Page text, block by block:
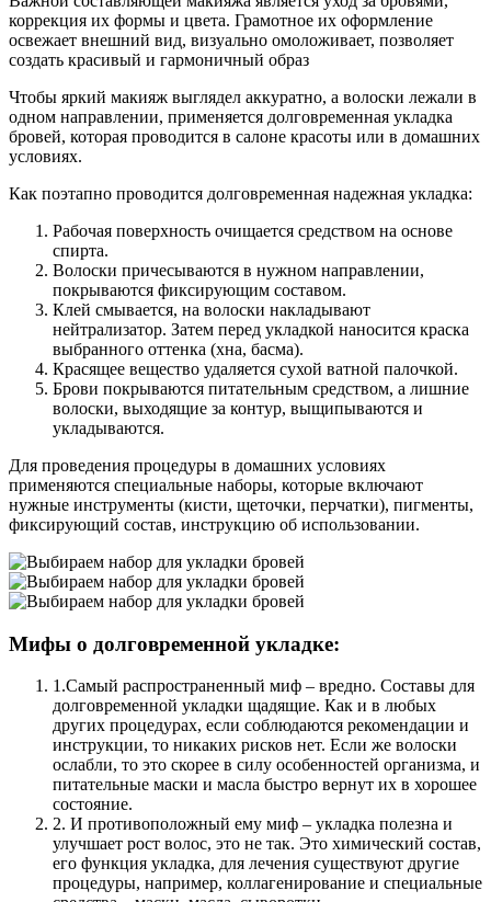
коррекция их формы и цвета. Грамотное их оформление
освежает внешний вид, визуально омоложивает, позволяет
создать красивый и гармоничный образ
Чтобы яркий макияж выглядел аккуратно, а волоски лежали в
одном направлении, применяется долговременная укладка
бровей, которая проводится в салоне красоты или в домашних
условиях.
Как поэтапно проводится долговременная надежная укладка:
Рабочая поверхность очищается средством на основе
спирта.
Волоски причесываются в нужном направлении,
покрываются фиксирующим составом.
Клей смывается, на волоски накладывают
нейтрализатор. Затем перед укладкой наносится краска
выбранного оттенка (хна, басма).
Красящее вещество удаляется сухой ватной палочкой.
Брови покрываются питательным средством, а лишние
волоски, выходящие за контур, выщипываются и
укладываются.
Для проведения процедуры в домашних условиях
применяются специальные наборы, которые включают
нужные инструменты (кисти, щеточки, перчатки), пигменты,
фиксирующий состав, инструкцию об использовании.
Мифы о долговременной укладке:
1.Самый распространенный миф – вредно. Составы для
долговременной укладки щадящие. Как и в любых
других процедурах, если соблюдаются рекомендации и
инструкции, то никаких рисков нет. Если же волоски
ослабли, то это скорее в силу особенностей организма, и
питательные маски и масла быстро вернут их в хорошее
состояние.
2. И противоположный ему миф – укладка полезна и
улучшает рост волос, это не так. Это химический состав,
его функция укладка, для лечения существуют другие
процедуры, например, коллагенирование и специальные